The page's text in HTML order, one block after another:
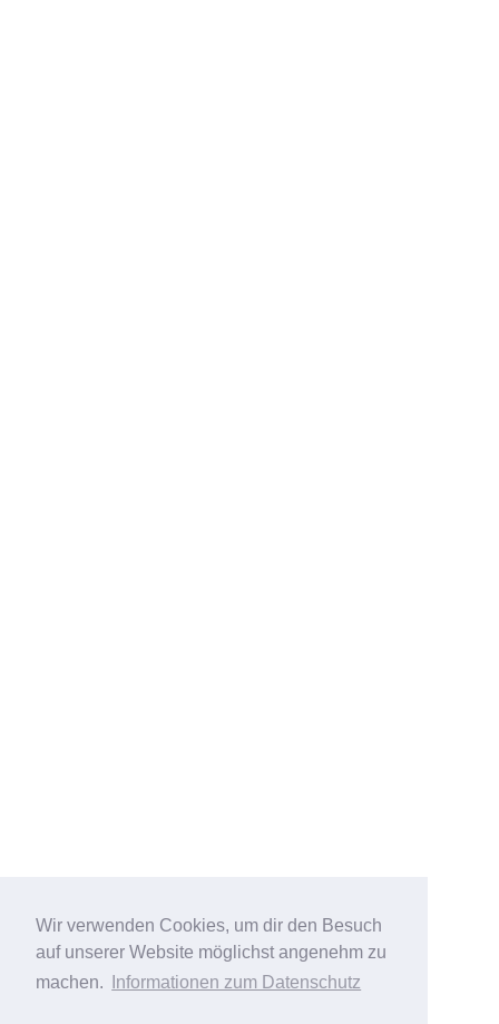
Wir verwenden Cookies, um dir den Besuch
auf unserer Website möglichst angenehm zu
machen.
Informationen zum Datenschutz